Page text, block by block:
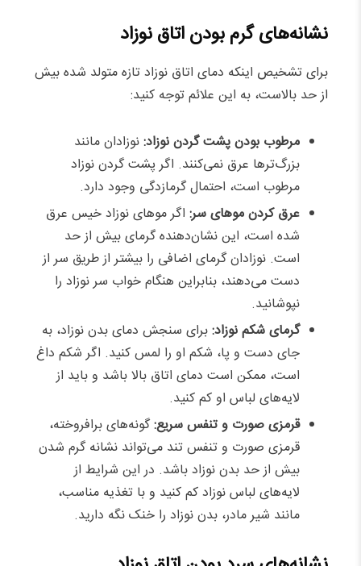
نشانه‌های گرم بودن اتاق نوزاد
برای تشخیص اینکه دمای اتاق نوزاد تازه متولد شده بیش
از حد بالاست، به این علائم توجه کنید:
مرطوب بودن پشت گردن نوزاد:نوزادان مانند
بزرگ‌ترها عرق نمی‌کنند. اگر پشت گردن نوزاد
مرطوب است، احتمال گرمازدگی وجود دارد.
عرق کردن موهای سر:اگر موهای نوزاد خیس عرق
شده است، این نشان‌دهنده گرمای بیش از حد
است. نوزادان گرمای اضافی را بیشتر از طریق سر از
دست می‌دهند، بنابراین هنگام خواب سر نوزاد را
نپوشانید.
گرمای شکم نوزاد:برای سنجش دمای بدن نوزاد، به
جای دست و پا، شکم او را لمس کنید. اگر شکم داغ
است، ممکن است دمای اتاق بالا باشد و باید از
لایه‌های لباس او کم کنید.
قرمزی صورت و تنفس سریع:گونه‌های برافروخته،
قرمزی صورت و تنفس تند می‌تواند نشانه گرم شدن
بیش از حد بدن نوزاد باشد. در این شرایط از
لایه‌های لباس نوزاد کم کنید و با تغذیه مناسب،
مانند شیر مادر، بدن نوزاد را خنک نگه دارید.